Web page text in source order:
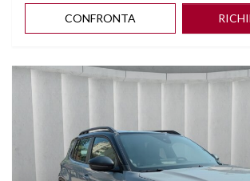
CONFRONTA
Vedi dettagli